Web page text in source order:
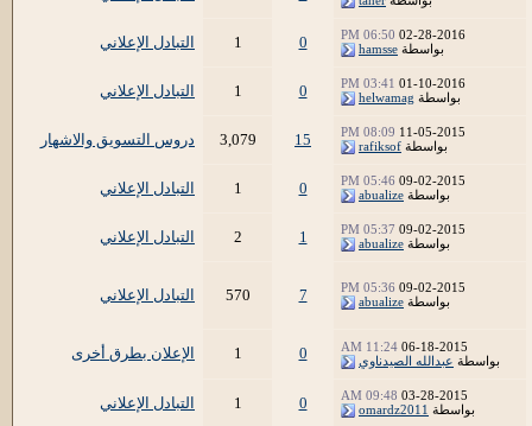
02-28-2016
06:50 PM
بواسطة hamsse
0
1 التبادل الإعلاني
01-10-2016
03:41 PM
بواسطة helwamag
0
1 التبادل الإعلاني
11-05-2015
08:09 PM
بواسطة rafiksof
15
3,079 دروس التسويق والاشهار
09-02-2015
05:46 PM
بواسطة abualize
0
1 التبادل الإعلاني
09-02-2015
05:37 PM
بواسطة abualize
1
2 التبادل الإعلاني
09-02-2015
05:36 PM
بواسطة abualize
7
570 التبادل الإعلاني
06-18-2015
11:24 AM
بواسطة عبدالله الصيدناوي 0
1 الإعلان بطرق أخرى
03-28-2015
09:48 AM
بواسطة omardz2011
0
1 التبادل الإعلاني